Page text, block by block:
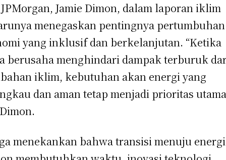
JPMorgan, Jamie Dimon, dalam laporan iklim
menegaskan pentingnya pertumbuhan
yang inklusif dan berkelanjutan. “Ketika
berusaha menghindari dampak terburuk
iklim, kebutuhan akan energi yang
dan aman tetap menjadi prioritas
menekankan bahwa transisi menuju